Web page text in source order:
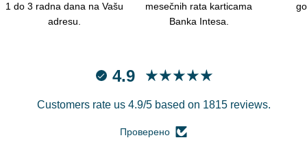
1 do 3 radna dana na Vašu
adresu.
mesečnih rata karticama
Banka Intesa.
4.9
Customers rate us 4.9/5 based on 1815 reviews.
Проверено